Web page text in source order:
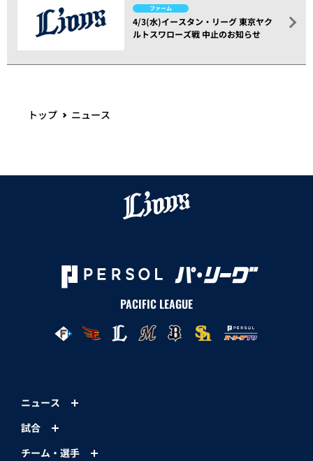
ファーム
4/3(水)イースタン・リーグ 東京ヤク
ルトスワローズ戦 中止のお知らせ
トップ ニュース
PACIFIC LEAGUE
ニュース
試合
チーム・選手